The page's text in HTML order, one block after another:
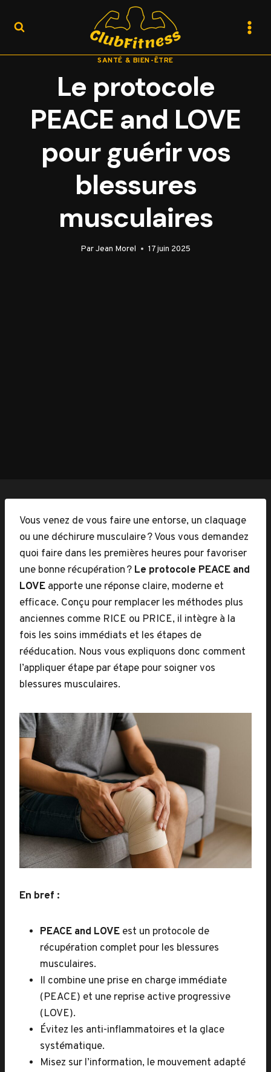
SANTÉ & BIEN-ÊTRE
Le protocole
PEACE and LOVE
pour guérir vos
blessures
musculaires
ParJean Morel 17 juin 2025
Vous venez de vous faire une entorse, un claquage
ou une déchirure musculaire ? Vous vous demandez
quoi faire dans les premières heures pour favoriser
une bonne récupération ? Le protocole PEACE and
LOVE apporte une réponse claire, moderne et
efficace. Conçu pour remplacer les méthodes plus
anciennes comme RICE ou PRICE, il intègre à la
fois les soins immédiats et les étapes de
rééducation. Nous vous expliquons donc comment
l’appliquer étape par étape pour soigner vos
blessures musculaires.
En bref :
PEACE and LOVE est un protocole de
récupération complet pour les blessures
musculaires.
Il combine une prise en charge immédiate
(PEACE) et une reprise active progressive
(LOVE).
Évitez les anti-inflammatoires et la glace
systématique.
Misez sur l’information, le mouvement adapté